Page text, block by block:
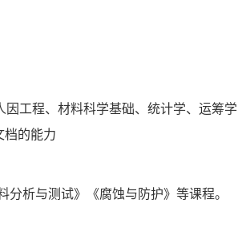
工程、材料科学基础、统计学、运筹学
档的能力
析与测试》《腐蚀与防护》等课程。